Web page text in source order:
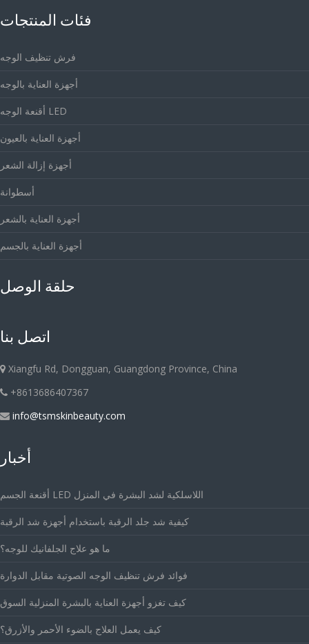
فئات المنتجات
فرش تنظيف الوجه
أجهزة العناية بالوجه
أقنعة الوجه LED
أجهزة العناية بالعيون
أجهزة إزالة الشعر
أسطوانة
أجهزة العناية بالشعر
أجهزة العناية بالجسم
حلقة الوصل
اتصل بنا
Xiangfu Rd, Dongguan, Guangdong Province, China
+8613686407367
info@tsmskinbeauty.com
أخبار
أقنعة الجسم LED اللاسلكية لشد البشرة في المنزل
كيفية شد جلد الرقبة باستخدام أجهزة شد الرقبة
ما هو علاج الجلفانيك للوجه؟
فوائد فرش تنظيف الوجه الصوتية مقابل الدوارة
كيف تغزو أجهزة العناية بالبشرة المنزلية السوق
كيف يعمل العلاج بالضوء الأحمر والأزرق؟